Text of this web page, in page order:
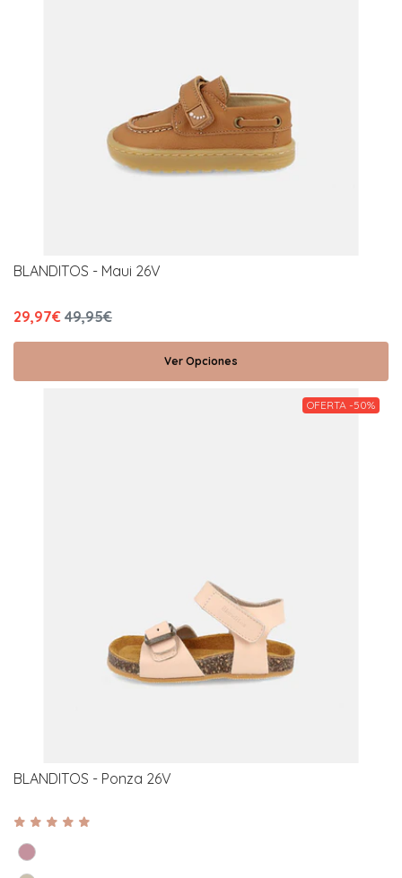
BLANDITOS - Maui 26V
29,97€ 49,95€
Ver Opciones
OFERTA -50%
BLANDITOS - Ponza 26V